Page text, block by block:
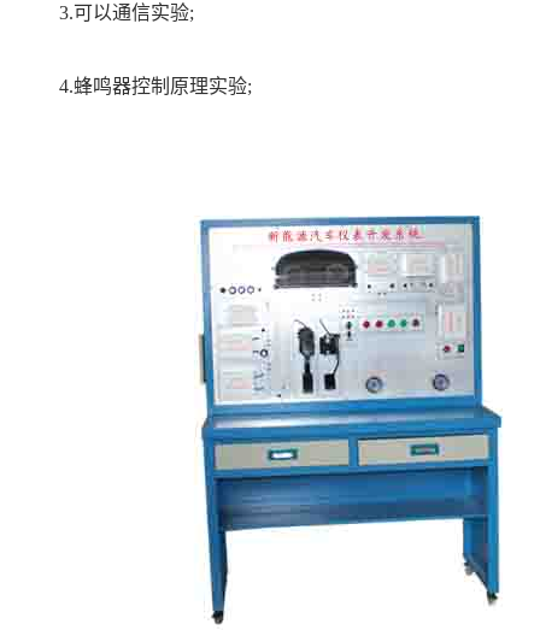
3.可以通信实验;
4.蜂鸣器控制原理实验;